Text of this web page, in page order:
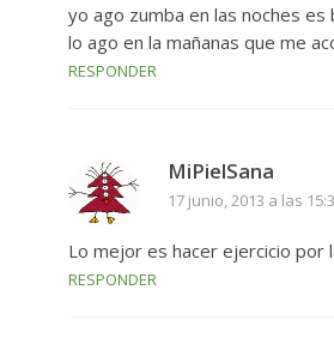
yo ago zumba en las noches
lo ago en la mañanas que me
RESPONDER
MiPielSana
17 junio, 2013 a las
Lo mejor es hacer ejercicio por
RESPONDER